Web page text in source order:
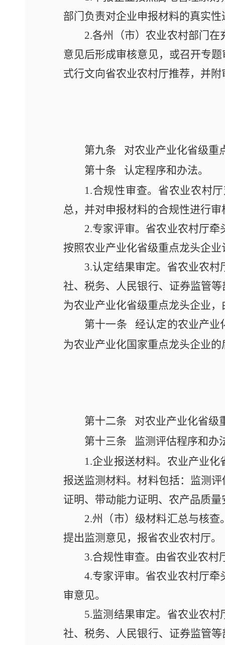
部门负责对企业申报材料的真实性
2.各州（市）农业农村部门
意见后形成审核意见，或召开专
式行文向省农业农村厅推荐，并
第九条 对农业产业化省级重
第十条
认定程序和办法。
1.合规性审查。省农业农村
总，并对申报材料的合规性进行审
2.专家评审。省农业农村厅
按照农业产业化省级重点龙头企
3.认定结果审定。省农业农
社、税务、人民银行、证券监管
为农业产业化省级重点龙头企业
第十一条
经认定的农业产业
为农业产业化国家重点龙头企业的
第十二条 对农业产业化省级
第十三条
监测评估程序和办
1.企业报送材料。农业产业
报送监测材料。材料包括：监测
证明、带动能力证明、农产品质
2.州（市）级材料汇总与核
提出监测意见，报省农业农村厅。
3.合规性审查。由省农业农
4.专家评审。省农业农村厅
审意见。
5.监测结果审定。省农业农
社、税务、人民银行、证券监管